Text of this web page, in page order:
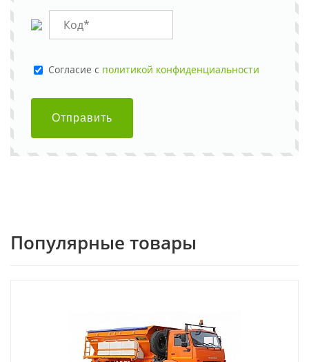
Cогласие с политикой конфиденциальности
Отправить
Популярные товары